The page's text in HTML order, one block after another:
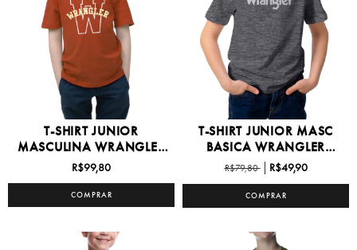
T-SHIRT JUNIOR
MASCULINA WRANGLER
8/16 -...
R$99,80
COMPRAR
T-SHIRT JUNIOR MASC
BASICA WRANGLER
6/16...
R$79,80 R$49,90
COMPRAR